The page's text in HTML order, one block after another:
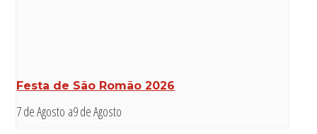
Festa de São Romão 2026
7 de Agosto a9 de Agosto